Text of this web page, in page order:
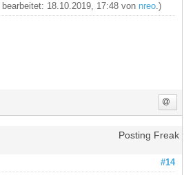
18.10.2019, 17:48 von nreo .)
Posting Freak
#14